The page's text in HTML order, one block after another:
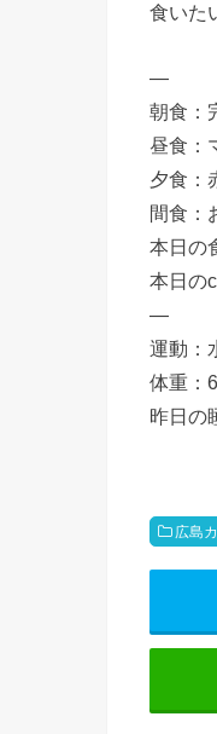
食いた
—
朝食：
昼食：
夕食：
間食：
本日の
本日の
—
運動：
体重：
昨日の
広島